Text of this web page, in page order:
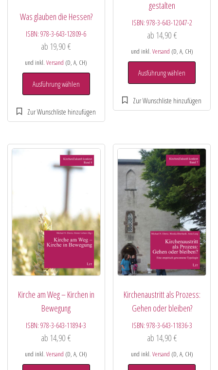
Was glauben die Hessen?
ISBN:978-3-643-12809-6
ab 19,90€
und inkl.Versand (D, A, CH)
Ausführung wählen
gestalten
ISBN: 978-3-643-12047-2
ab 14,90 €
und inkl. Versand (D, A, CH)
Ausführung wählen
Kirche am Weg – Kirchen in
Bewegung
ISBN:978-3-643-11894-3
ab 14,90€
und inkl.Versand (D, A, CH)
Kirchenaustritt als Prozess:
Gehen oder bleiben?
ISBN: 978-3-643-11836-3
ab 14,90 €
und inkl. Versand (D, A, CH)